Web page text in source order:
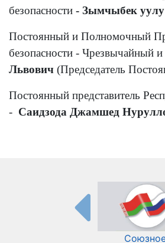
безопасности - Зымчыбек
Постоянный и Полномочный
безопасности -
Львович (Председатель
Постоянный представитель
- Саидзода Джамшед